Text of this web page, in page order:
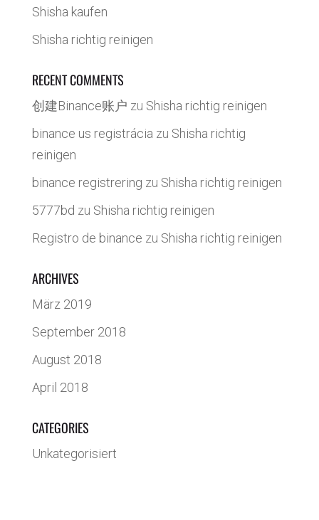
Shisha kaufen
Shisha richtig reinigen
RECENT COMMENTS
创建Binance账户 zu Shisha richtig reinigen
binance us registrácia zu Shisha richtig
reinigen
binance registrering zu Shisha richtig reinigen
5777bd zu Shisha richtig reinigen
Registro de binance zu Shisha richtig reinigen
ARCHIVES
März 2019
September 2018
August 2018
April 2018
CATEGORIES
Unkategorisiert